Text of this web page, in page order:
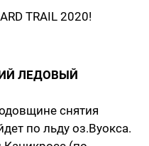
TRAIL 2020!
ЛЕДОВЫЙ
снятия
по льду оз.Вуокса.